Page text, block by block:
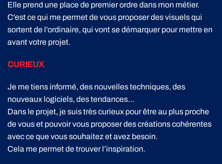
Elle prend une place de premier ordre dans mon métier.
C'est ce qui me permet de vous proposer des visuels qui
sortent de l’ordinaire, qui vont se démarquer pour mettre en
avant votre projet.
CURIEUX
Je me tiens informé, des nouvelles techniques, des
nouveaux logiciels, des tendances…
Dans le projet, je suis très curieux pour être au plus proche
de vous et pouvoir vous proposer des créations cohérentes
avec ce que vous souhaitez et avez besoin.
Cela me permet de trouver l’inspiration.